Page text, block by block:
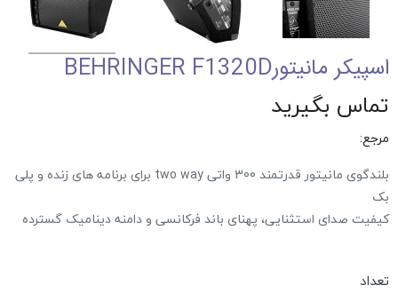
اسپیکر مانیتورBEHRINGER F1320D
تماس بگیرید
مرجع:
بلندگوی مانیتور قدرتمند 300 واتی two way برای برنامه های زنده و پلی
بک
کیفیت صدای استثنایی، پهنای باند فرکانسی و دامنه دینامیک گسترده
تعداد